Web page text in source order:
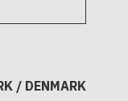
/ DENMARK